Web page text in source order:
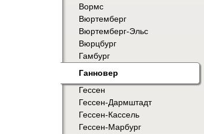
Вормс
Вюртемберг
Вюртемберг-Эльс
Вюрцбург
Гамбург
Ганновер
Гессен
Гессен-Дармштадт
Гессен-Кассель
Гессен-Марбург